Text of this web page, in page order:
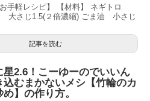
手軽レシピ】 【材料】 ネギトロ
大さじ1.5(２倍濃縮) ごま油 小さじ
記事を読む
星2.6！こーゆーのでいいん
込むまかないメシ【竹輪のカ
】の作り方。